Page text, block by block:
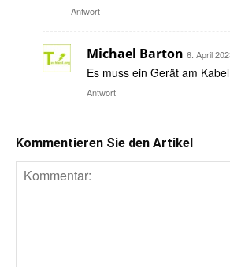
Antwort
Michael Barton 6. April
Es muss ein Gerät am
Antwort
Kommentieren Sie den Artikel